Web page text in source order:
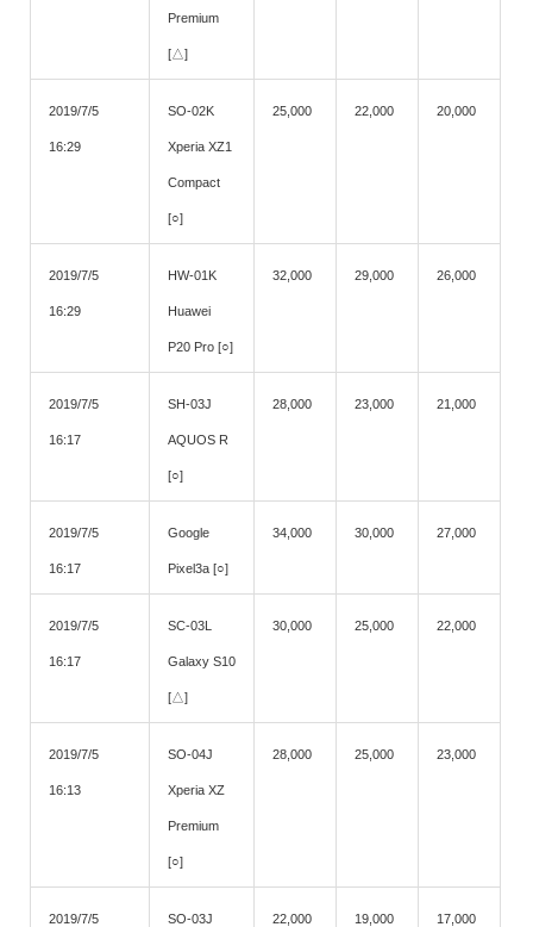
Premium
[△]
2019/7/5
16:29
SO-02K
Xperia XZ1
Compact
[○]
25,000 22,000 20,000
2019/7/5
16:29
HW-01K
Huawei
P20 Pro [○]
32,000 29,000 26,000
2019/7/5
16:17
SH-03J
AQUOS R
[○]
28,000 23,000 21,000
2019/7/5
16:17
Google
Pixel3a [○]
34,000 30,000 27,000
2019/7/5
16:17
SC-03L
Galaxy S10
[△]
30,000 25,000 22,000
2019/7/5
16:13
SO-04J
Xperia XZ
Premium
[○]
28,000 25,000 23,000
2019/7/5 SO-03J 22,000 19,000 17,000